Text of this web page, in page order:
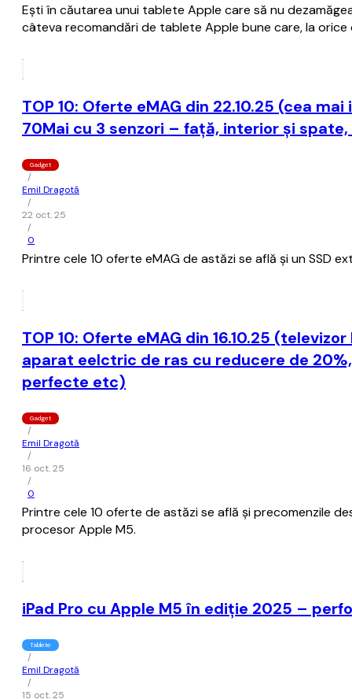
Ești în căutarea unui tablete Apple care să nu
câteva recomandări de tablete Apple bune care, la
TOP 10: Oferte eMAG din 22.10.25 (cea
70Mai cu 3 senzori – față, interior și
Gadget
/
Emil Dragotă
/
22 oct. 25
/
0
Printre cele 10 oferte eMAG de astăzi se află și un SSD
TOP 10: Oferte eMAG din 16.10.25
aparat eelctric de ras cu reducere de
perfecte etc)
Gadget
/
Emil Dragotă
/
16 oct. 25
/
0
Printre cele 10 oferte de astăzi se află și precomenzile
procesor Apple M5.
iPad Pro cu Apple M5 în ediție 2025 –
Tablete
/
Emil Dragotă
/
15 oct. 25